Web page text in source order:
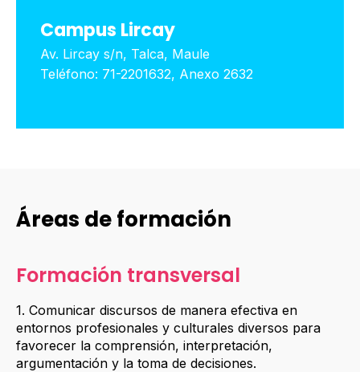
Campus Lircay
Av. Lircay s/n, Talca, Maule
Teléfono: 71-2201632, Anexo 2632
Áreas de formación
Formación transversal
1. Comunicar discursos de manera efectiva en
entornos profesionales y culturales diversos para
favorecer la comprensión, interpretación,
argumentación y la toma de decisiones.